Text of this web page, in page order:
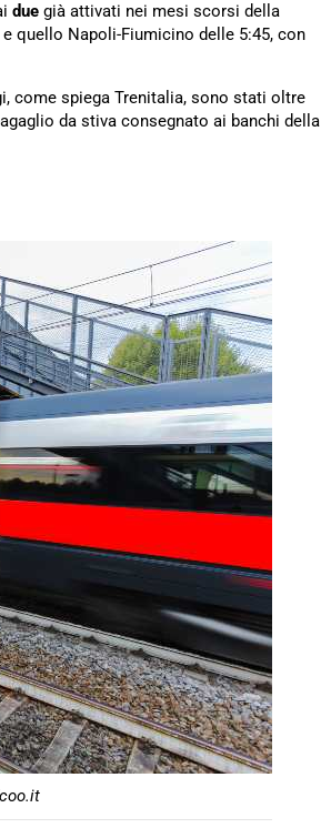
due già attivati nei mesi scorsi della
quello Napoli-Fiumicino delle 5:45, con
come spiega Trenitalia, sono stati oltre
da stiva consegnato ai banchi della